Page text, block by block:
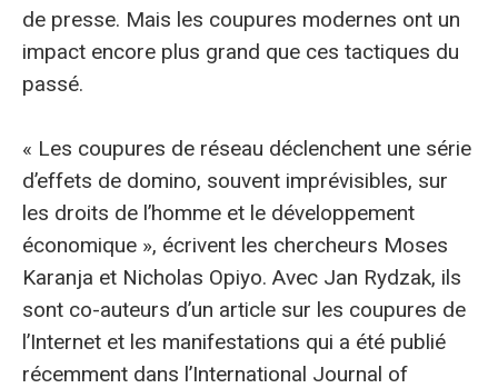
de presse. Mais les coupures modernes ont un
impact encore plus grand que ces tactiques du
passé.
« Les coupures de réseau déclenchent une série
d’effets de domino, souvent imprévisibles, sur
les droits de l’homme et le développement
économique », écrivent les chercheurs Moses
Karanja et Nicholas Opiyo. Avec Jan Rydzak, ils
sont co-auteurs d’un article sur les coupures de
l’Internet et les manifestations qui a été publié
récemment dans l’International Journal of